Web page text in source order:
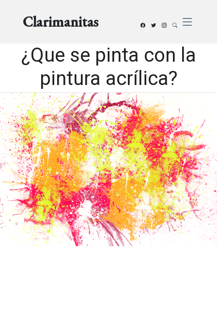
Clarimanitas
¿Que se pinta con la
pintura acrílica?